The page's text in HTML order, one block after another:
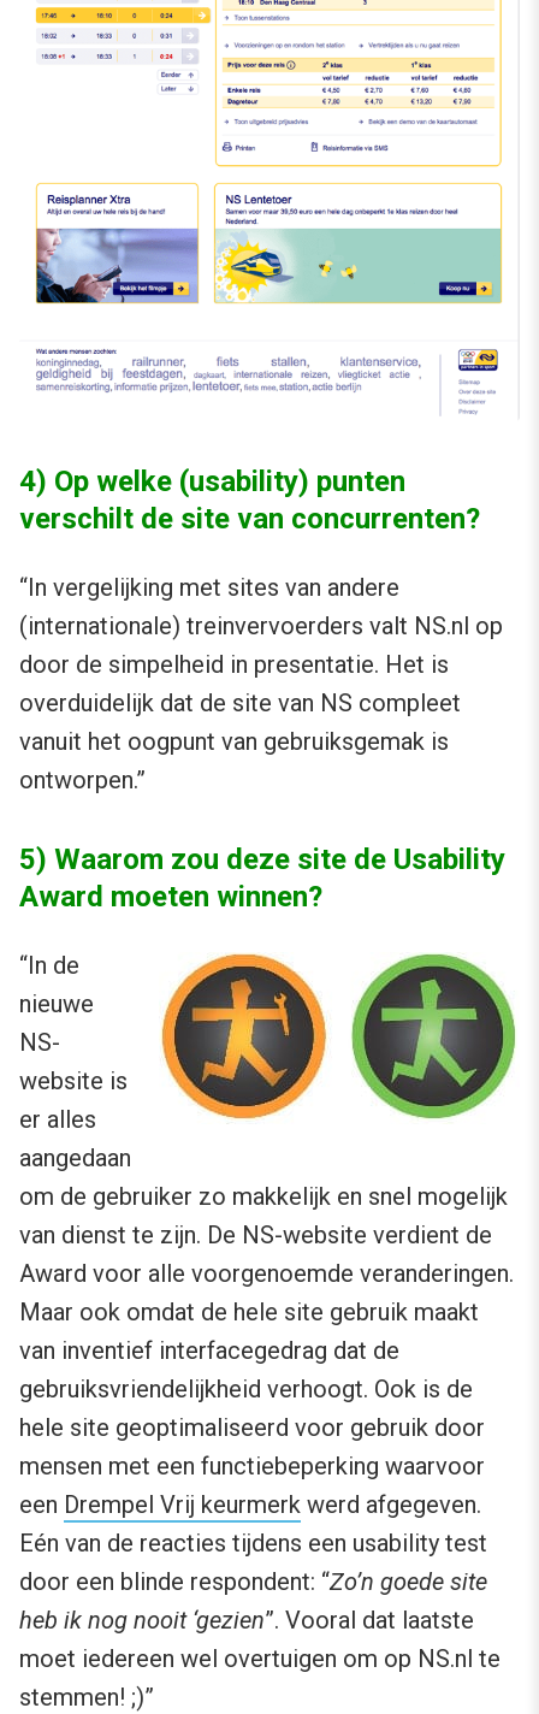
4) Op welke (usability) punten
verschilt de site van concurrenten?
“In vergelijking met sites van andere
(internationale) treinvervoerders valt NS.nl op
door de simpelheid in presentatie. Het is
overduidelijk dat de site van NS compleet
vanuit het oogpunt van gebruiksgemak is
ontworpen.”
5) Waarom zou deze site de Usability
Award moeten winnen?
“In de
nieuwe
NS-
website is
er alles
aangedaan
om de gebruiker zo makkelijk en snel mogelijk
van dienst te zijn. De NS-website verdient de
Award voor alle voorgenoemde veranderingen.
Maar ook omdat de hele site gebruik maakt
van inventief interfacegedrag dat de
gebruiksvriendelijkheid verhoogt. Ook is de
hele site geoptimaliseerd voor gebruik door
mensen met een functiebeperking waarvoor
een Drempel Vrij keurmerk werd afgegeven.
Eén van de reacties tijdens een usability test
door een blinde respondent: “Zo’n goede site
heb ik nog nooit ‘gezien”. Vooral dat laatste
moet iedereen wel overtuigen om op NS.nl te
stemmen! ;)”